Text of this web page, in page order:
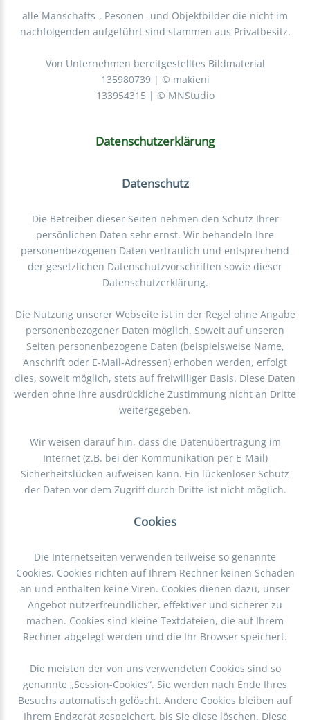
alle Manschafts-, Pesonen- und Objektbilder die nicht im
nachfolgenden aufgeführt sind stammen aus Privatbesitz.
Von Unternehmen bereitgestelltes Bildmaterial
135980739 | © makieni
133954315 | © MNStudio
Datenschutzerklärung
Datenschutz
Die Betreiber dieser Seiten nehmen den Schutz Ihrer
persönlichen Daten sehr ernst. Wir behandeln Ihre
personenbezogenen Daten vertraulich und entsprechend
der gesetzlichen Datenschutzvorschriften sowie dieser
Datenschutzerklärung.
Die Nutzung unserer Webseite ist in der Regel ohne Angabe
personenbezogener Daten möglich. Soweit auf unseren
Seiten personenbezogene Daten (beispielsweise Name,
Anschrift oder E-Mail-Adressen) erhoben werden, erfolgt
dies, soweit möglich, stets auf freiwilliger Basis. Diese Daten
werden ohne Ihre ausdrückliche Zustimmung nicht an Dritte
weitergegeben.
Wir weisen darauf hin, dass die Datenübertragung im
Internet (z.B. bei der Kommunikation per E-Mail)
Sicherheitslücken aufweisen kann. Ein lückenloser Schutz
der Daten vor dem Zugriff durch Dritte ist nicht möglich.
Cookies
Die Internetseiten verwenden teilweise so genannte
Cookies. Cookies richten auf Ihrem Rechner keinen Schaden
an und enthalten keine Viren. Cookies dienen dazu, unser
Angebot nutzerfreundlicher, effektiver und sicherer zu
machen. Cookies sind kleine Textdateien, die auf Ihrem
Rechner abgelegt werden und die Ihr Browser speichert.
Die meisten der von uns verwendeten Cookies sind so
genannte „Session-Cookies“. Sie werden nach Ende Ihres
Besuchs automatisch gelöscht. Andere Cookies bleiben auf
Ihrem Endgerät gespeichert, bis Sie diese löschen. Diese